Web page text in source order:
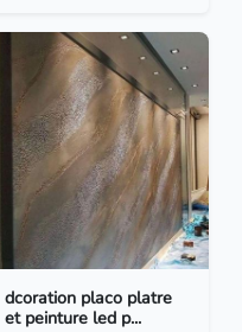
dcoration placo platre
et peinture led p...